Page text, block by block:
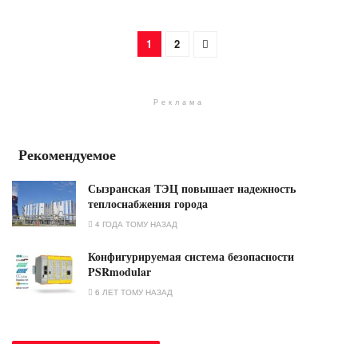
1 2
Реклама
Рекомендуемое
Сызранская ТЭЦ повышает надежность
теплоснабжения города
4 ГОДА ТОМУ НАЗАД
Конфигурируемая система безопасности
PSRmodular
6 ЛЕТ ТОМУ НАЗАД